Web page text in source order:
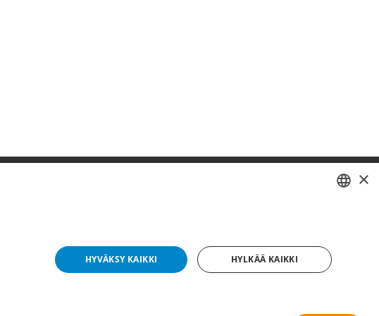
NO
×
HYVÄKSY KAIKKI HYLKÄÄ KAIKKI